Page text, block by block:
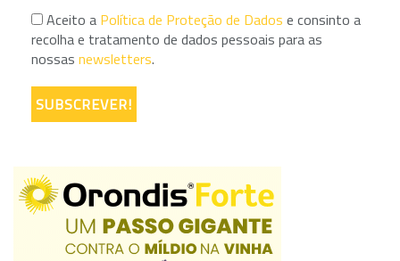
Aceito a Política de Proteção de Dados e consinto a
recolha e tratamento de dados pessoais para as
nossas newsletters.